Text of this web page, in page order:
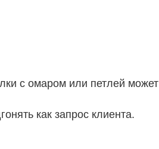
с омаром или петлей может
как запрос клиента.